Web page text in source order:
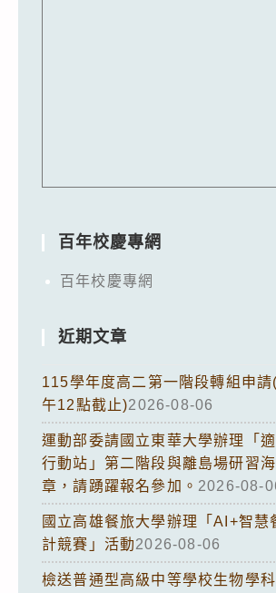
百年校慶專網
百年校慶專網
近期文章
115學年度高二第一階段轉組申
午12點截止)2026-08-06
運動部委請國立東華大學辦理「
行動站」第二階段與離島場研習
章，請踴躍報名參加。 2026-08-
國立高雄餐旅大學辦理「AI+智慧
計競賽」活動2026-08-06
檢送普通型高級中等學校生物學